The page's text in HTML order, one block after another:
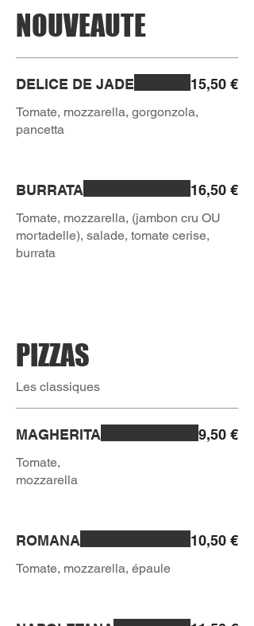
NOUVEAUTE
DELICE DE JADE
Tomate, mozzarella, gorgonzola,
pancetta
15,50 €
BURRATA
Tomate, mozzarella, (jambon cru OU
mortadelle), salade, tomate cerise,
burrata
16,50 €
PIZZAS
Les classiques
MAGHERITA
Tomate,
mozzarella
9,50 €
ROMANA
Tomate, mozzarella, épaule
10,50 €